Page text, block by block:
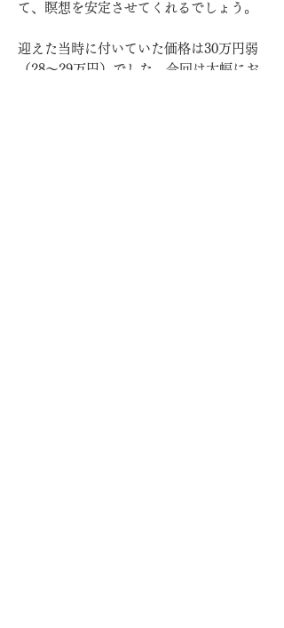
て、瞑想を安定させてくれるでしょう。
迎えた当時に付いていた価格は30万円弱
（28〜29万円）でした。今回は大幅にお